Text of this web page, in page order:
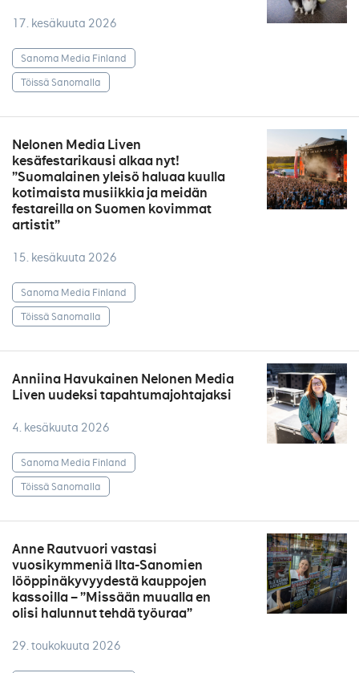
17. kesäkuuta 2026
Sanoma Media Finland
Töissä Sanomalla
Nelonen Media Liven
kesäfestarikausi alkaa nyt!
”Suomalainen yleisö haluaa kuulla
kotimaista musiikkia ja meidän
festareilla on Suomen kovimmat
artistit”
15. kesäkuuta 2026
Sanoma Media Finland
Töissä Sanomalla
Anniina Havukainen Nelonen Media
Liven uudeksi tapahtumajohtajaksi
4. kesäkuuta 2026
Sanoma Media Finland
Töissä Sanomalla
Anne Rautvuori vastasi
vuosikymmeniä Ilta-Sanomien
lööppinäkyvyydestä kauppojen
kassoilla – ”Missään muualla en
olisi halunnut tehdä työuraa”
29. toukokuuta 2026